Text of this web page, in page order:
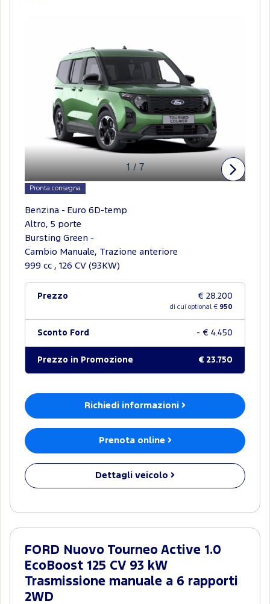
1/7
Pronta consegna
Benzina - Euro 6D-temp
Altro, 5 porte
Bursting Green -
Cambio Manuale, Trazione anteriore
999 cc , 126 CV (93KW)
Prezzo € 28.200
di cui optional € 950
Sconto Ford - € 4.450
Prezzo in Promozione € 23.750
Richiedi informazioni
Prenota online
Dettagli veicolo
FORD Nuovo Tourneo Active 1.0
EcoBoost 125 CV 93 kW
Trasmissione manuale a 6 rapporti
2WD